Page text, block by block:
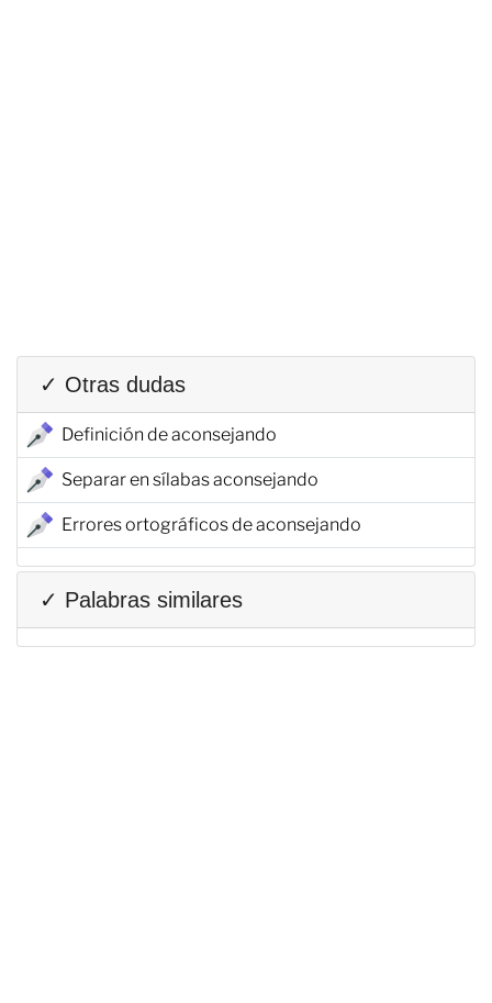
✓ Otras dudas
Definición de aconsejando
Separar en sílabas aconsejando
Errores ortográficos de aconsejando
✓ Palabras similares